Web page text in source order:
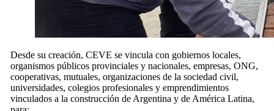
Desde su creación, CEVE se vincula con gobiernos locales,
organismos públicos provinciales y nacionales, empresas, ONG,
cooperativas, mutuales, organizaciones de la sociedad civil,
universidades, colegios profesionales y emprendimientos
vinculados a la construcción de Argentina y de América Latina,